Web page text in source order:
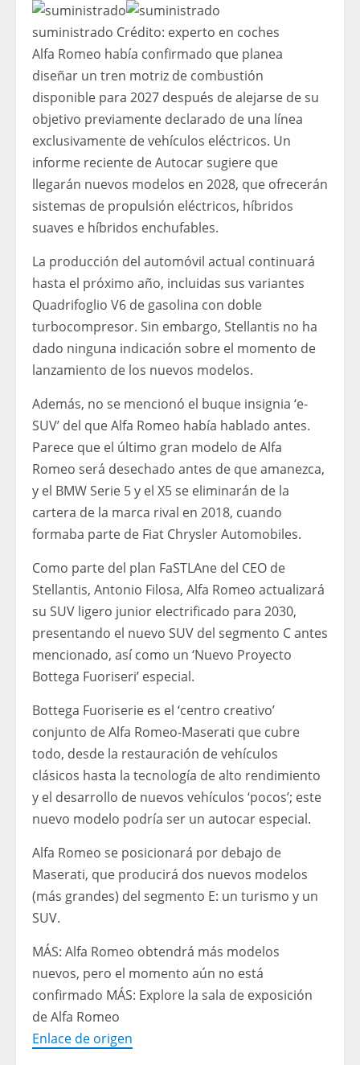
suministrado Crédito: experto en coches
Alfa Romeo había confirmado que planea
diseñar un tren motriz de combustión
disponible para 2027 después de alejarse de su
objetivo previamente declarado de una línea
exclusivamente de vehículos eléctricos. Un
informe reciente de Autocar sugiere que
llegarán nuevos modelos en 2028, que ofrecerán
sistemas de propulsión eléctricos, híbridos
suaves e híbridos enchufables.
La producción del automóvil actual continuará
hasta el próximo año, incluidas sus variantes
Quadrifoglio V6 de gasolina con doble
turbocompresor. Sin embargo, Stellantis no ha
dado ninguna indicación sobre el momento de
lanzamiento de los nuevos modelos.
Además, no se mencionó el buque insignia ‘e-
SUV’ del que Alfa Romeo había hablado antes.
Parece que el último gran modelo de Alfa
Romeo será desechado antes de que amanezca,
y el BMW Serie 5 y el X5 se eliminarán de la
cartera de la marca rival en 2018, cuando
formaba parte de Fiat Chrysler Automobiles.
Como parte del plan FaSTLAne del CEO de
Stellantis, Antonio Filosa, Alfa Romeo actualizará
su SUV ligero junior electrificado para 2030,
presentando el nuevo SUV del segmento C antes
mencionado, así como un ‘Nuevo Proyecto
Bottega Fuoriseri’ especial.
Bottega Fuoriserie es el ‘centro creativo’
conjunto de Alfa Romeo-Maserati que cubre
todo, desde la restauración de vehículos
clásicos hasta la tecnología de alto rendimiento
y el desarrollo de nuevos vehículos ‘pocos’; este
nuevo modelo podría ser un autocar especial.
Alfa Romeo se posicionará por debajo de
Maserati, que producirá dos nuevos modelos
(más grandes) del segmento E: un turismo y un
SUV.
MÁS: Alfa Romeo obtendrá más modelos
nuevos, pero el momento aún no está
confirmado MÁS: Explore la sala de exposición
de Alfa Romeo
Enlace de origen